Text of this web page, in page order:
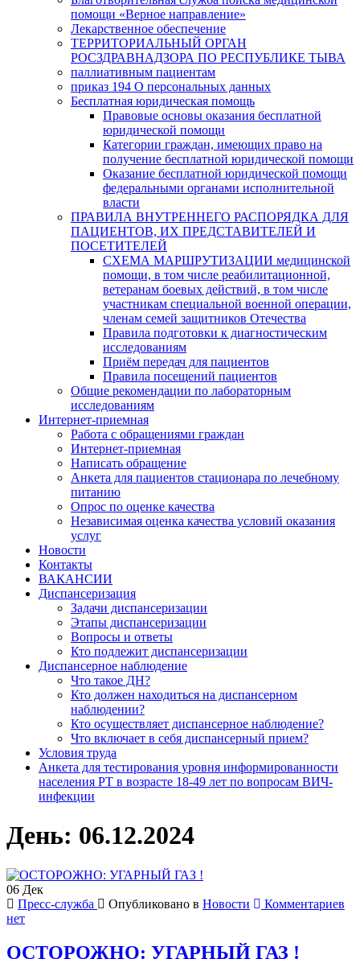
помощи «Верное направление»
Лекарственное обеспечение
ТЕРРИТОРИАЛЬНЫЙ ОРГАН
РОСЗДРАВНАДЗОРА ПО РЕСПУБЛИКЕ ТЫВА
паллиативным пациентам
приказ 194 О персональных данных
Бесплатная юридическая помощь
Правовые основы оказания бесплатной
юридической помощи
Категории граждан, имеющих право на
получение бесплатной юридической помощи
Оказание бесплатной юридической помощи
федеральными органами исполнительной
власти
ПРАВИЛА ВНУТРЕННЕГО РАСПОРЯДКА ДЛЯ
ПАЦИЕНТОВ, ИХ ПРЕДСТАВИТЕЛЕЙ И
ПОСЕТИТЕЛЕЙ
СХЕМА МАРШРУТИЗАЦИИ медицинской
помощи, в том числе реабилитационной,
ветеранам боевых действий, в том числе
участникам специальной военной операции,
членам семей защитников Отечества
Правила подготовки к диагностическим
исследованиям
Приём передач для пациентов
Правила посещений пациентов
Общие рекомендации по лабораторным
исследованиям
Интернет-приемная
Работа с обращениями граждан
Интернет-приемная
Написать обращение
Анкета для пациентов стационара по лечебному
питанию
Опрос по оценке качества
Независимая оценка качества условий оказания
услуг
Новости
Контакты
ВАКАНСИИ
Диспансеризация
Задачи диспансеризации
Этапы диспансеризации
Вопросы и ответы
Кто подлежит диспансеризации
Диспансерное наблюдение
Что такое ДН?
Кто должен находиться на диспансерном
наблюдении?
Кто осуществляет диспансерное наблюдение?
Что включает в себя диспансерный прием?
Условия труда
Анкета для тестирования уровня информированности
населения РТ в возрасте 18-49 лет по вопросам ВИЧ-
инфекции
День: 06.12.2024
06 Дек
Пресс-служба
Опубликовано в Новости
Комментариев
нет
ОСТОРОЖНО: УГАРНЫЙ ГАЗ !